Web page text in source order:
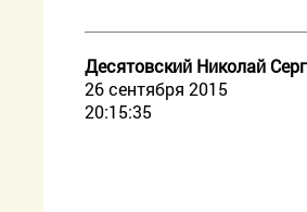
Десятовский Николай
26 сентября 2015
20:15:35